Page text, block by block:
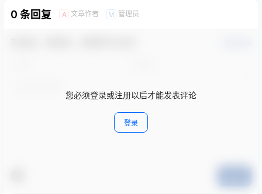
0 条回复 A 文章作者 M 管理员
您必须登录或注册以后才能发表评论
登录